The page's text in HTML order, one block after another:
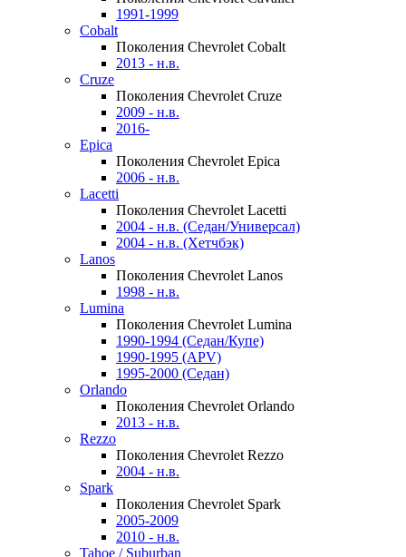
1991-1999
Cobalt
Поколения Chevrolet Cobalt
2013 - н.в.
Cruze
Поколения Chevrolet Cruze
2009 - н.в.
2016-
Epica
Поколения Chevrolet Epica
2006 - н.в.
Lacetti
Поколения Chevrolet Lacetti
2004 - н.в. (Седан/Универсал)
2004 - н.в. (Хетчбэк)
Lanos
Поколения Chevrolet Lanos
1998 - н.в.
Lumina
Поколения Chevrolet Lumina
1990-1994 (Седан/Купе)
1990-1995 (APV)
1995-2000 (Седан)
Orlando
Поколения Chevrolet Orlando
2013 - н.в.
Rezzo
Поколения Chevrolet Rezzo
2004 - н.в.
Spark
Поколения Chevrolet Spark
2005-2009
2010 - н.в.
Tahoe / Suburban